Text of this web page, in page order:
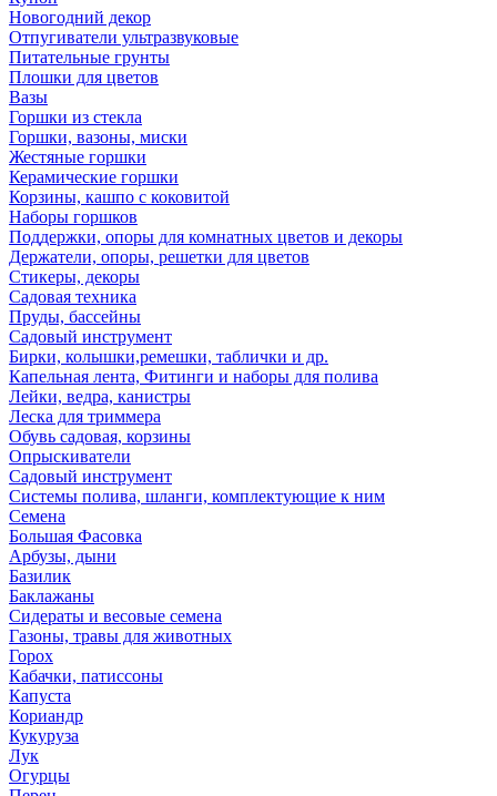
Новогодний декор
Отпугиватели ультразвуковые
Питательные грунты
Плошки для цветов
Вазы
Горшки из стекла
Горшки, вазоны, миски
Жестяные горшки
Керамические горшки
Корзины, кашпо с коковитой
Наборы горшков
Поддержки, опоры для комнатных цветов и декоры
Держатели, опоры, решетки для цветов
Стикеры, декоры
Садовая техника
Пруды, бассейны
Садовый инструмент
Бирки, колышки,ремешки, таблички и др.
Капельная лента, Фитинги и наборы для полива
Лейки, ведра, канистры
Леска для триммера
Обувь садовая, корзины
Опрыскиватели
Садовый инструмент
Системы полива, шланги, комплектующие к ним
Семена
Большая Фасовка
Арбузы, дыни
Базилик
Баклажаны
Сидераты и весовые семена
Газоны, травы для животных
Горох
Кабачки, патиссоны
Капуста
Кориандр
Кукуруза
Лук
Огурцы